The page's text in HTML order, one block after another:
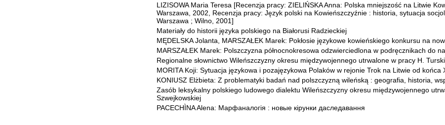
LIZISOWA Maria Teresa [Recenzja pracy: ZIELIŃSKA Anna: Polska mniejszość na Litwie
Warszawa, 2002, Recenzja pracy: Język polski na Kowieńszczyźnie : historia, sytuacja
Warszawa ; Wilno, 2001]
Materiały do historii języka polskiego na Białorusi Radzieckiej
MĘDELSKA Jolanta, MARSZAŁEK Marek: Pokłosie językowe kowieńskiego konkursu na
MARSZAŁEK Marek: Polszczyzna północnokresowa odzwierciedlona w podręcznikach do
Regionalne słownictwo Wileńszczyzny okresu międzywojennego utrwalone w pracy H.
MORITA Koji: Sytuacja językowa i pozajęzykowa Polaków w rejonie Trok na Litwie od końca
KONIUSZ Elżbieta: Z problematyki badań nad polszczyzną wileńską : geografia, historia,
Zasób leksykalny polskiego ludowego dialektu Wileńszczyzny okresu międzywojennego
Szwejkowskiej
PACECHÌNA Alena: Марфаналогiя : новые кiрунки даследавання